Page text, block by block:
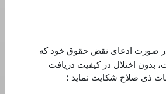
در صورت ادعای نقض حقوق خود كه
بدون اختلال در كيفيت دريافت
ذی صلاح شكايت نمايد ؛